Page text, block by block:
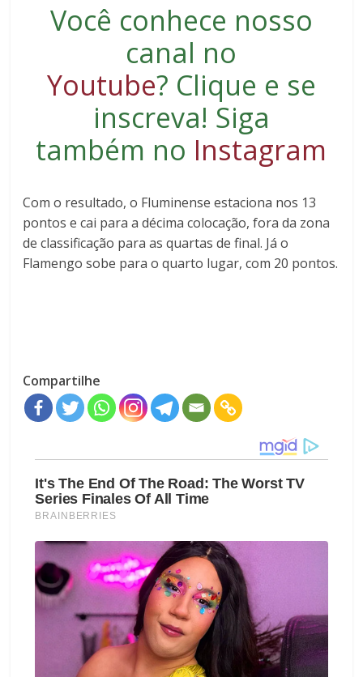
Você conhece nosso
canal no
Youtube? Clique e se
inscreva! Siga
também no Instagram
Com o resultado, o Fluminense estaciona nos 13
pontos e cai para a décima colocação, fora da zona
de classificação para as quartas de final. Já o
Flamengo sobe para o quarto lugar, com 20 pontos.
Compartilhe